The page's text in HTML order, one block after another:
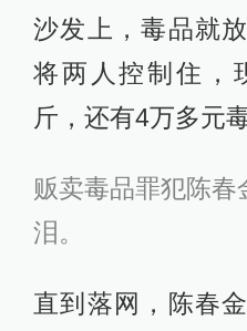
沙发上，毒品就
将两人控制住，
斤，还有4万多元毒
贩卖毒品罪犯陈春
泪。
直到落网，陈春